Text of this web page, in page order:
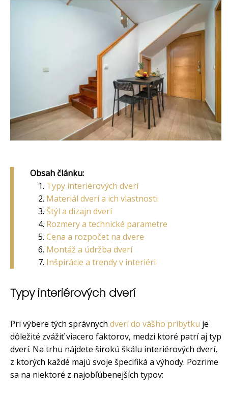
Obsah článku:
Typy interiérových dverí
Materiál dverí a ich vlastnosti
Štýl a dizajn dverí
Rozmery a technické parametre
Cena a rozpočet na dvere
Montáž a údržba dverí
Inšpirácie a trendy v interiéri
Typy interiérových dverí
Pri výbere tých správnych dverí do vášho príbytku je
dôležité zvážiť viacero faktorov, medzi ktoré patrí aj typ
dverí. Na trhu nájdete širokú škálu interiérových dverí,
z ktorých každé majú svoje špecifiká a výhody. Pozrime
sa na niektoré z najobľúbenejších typov: